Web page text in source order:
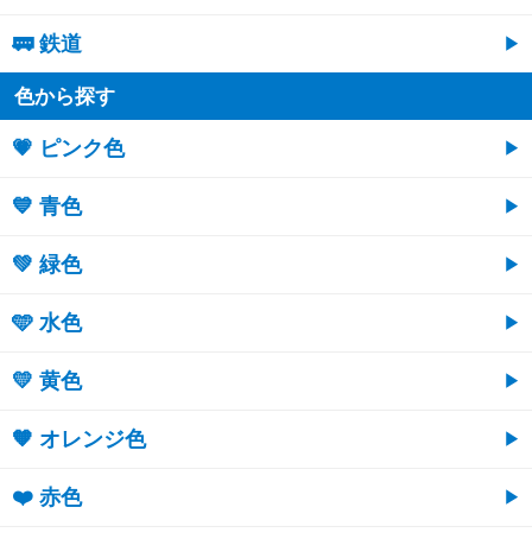
🚃 鉄道
色から探す
💗 ピンク色
💙 青色
💚 緑色
🩵 水色
💛 黄色
🧡 オレンジ色
❤️ 赤色